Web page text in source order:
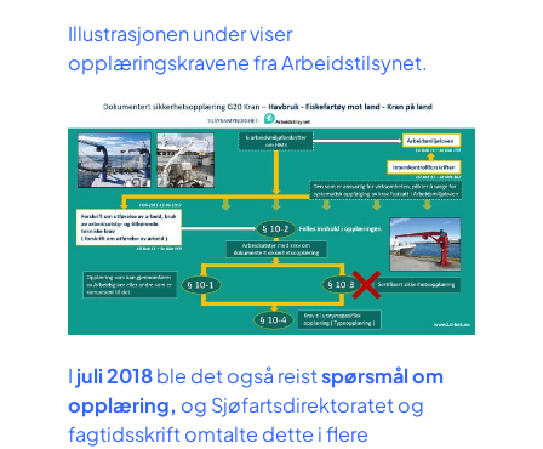
Illustrasjonen under viser
opplæringskravene fra Arbeidstilsynet.
I juli 2018ble det også reistspørsmål om
opplæring, og Sjøfartsdirektoratet og
fagtidsskrift omtalte dette i flere